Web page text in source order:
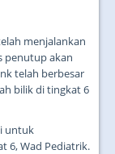
menjalankan
penutup akan
telah berbesar
bilik di tingkat 6
untuk
6, Wad Pediatrik.